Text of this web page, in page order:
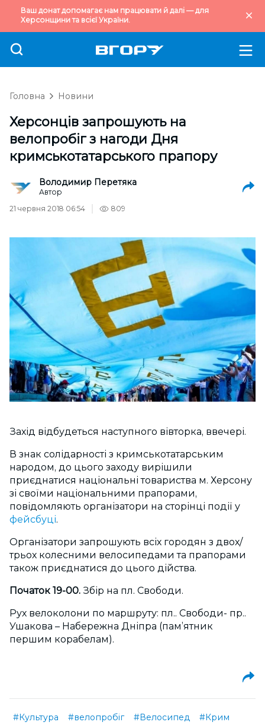
Ваш донат допомагає нам працювати й далі — для
Херсонщини та всієї України.
Головна Новини
Херсонців запрошують на
велопробіг з нагоди Дня
кримськотатарського прапору
Володимир Перетяка
Автор
21 червня 2018 06:54
809
Захід відбудеться наступного вівторка, ввечері.
В знак солідарності з кримськотатарським
народом, до цього заходу вирішили
приєднатися національні товариства м. Херсону
зі своїми національними прапорами,
повідомляють організатори на сторінці події у
фейсбуці.
Організатори запрошують всіх городян з двох/
трьох колесними велосипедами та прапорами
також приєднатися до цього дійства.
Початок 19-00. Збір на пл. Свободи.
Рух велоколони по маршруту: пл.. Свободи- пр..
Ушакова – Набережна Дніпра (пам’ятник
першим корабелам).
#Культура #велопробіг #Велосипед
#Крим